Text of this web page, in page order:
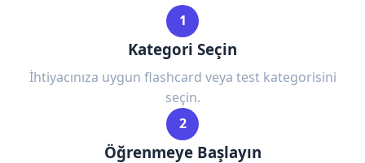
1
Kategori Seçin
İhtiyacınıza uygun flashcard veya test kategorisini
seçin.
2
Öğrenmeye Başlayın